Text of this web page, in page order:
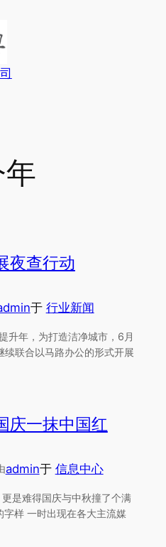
夜查行动
于 行业新闻
升年，为打造洁净城市，6月
联合以马路办公的形式开展
庆一抹中国红
admin于 信息中心
是难得国庆与中秋撞了个满
样 一时出现在各大主流媒